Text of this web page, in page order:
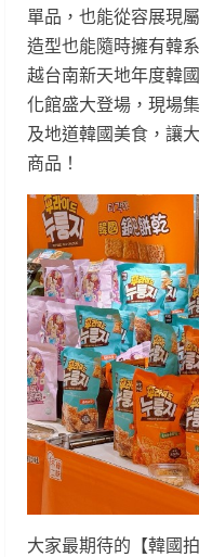
單品，也能從容展現
造型也能隨時擁有韓
越台南新天地年度韓
化館盛大登場，現場
及地道韓國美食，讓
商品！
大家最期待的【韓國